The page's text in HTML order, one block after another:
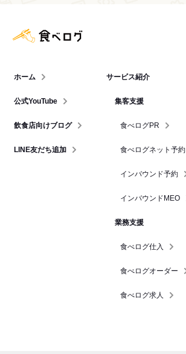
ホーム
公式YouTube
飲食店向けブログ
LINE友だち追加
サービス紹介
集客支援
食べログPR
食べログネット予約
インバウンド予約
インバウンドMEO
業務支援
食べログ仕入
食べログオーダー
食べログ求人